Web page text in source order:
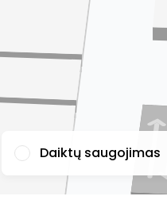
Daiktų saugojimas